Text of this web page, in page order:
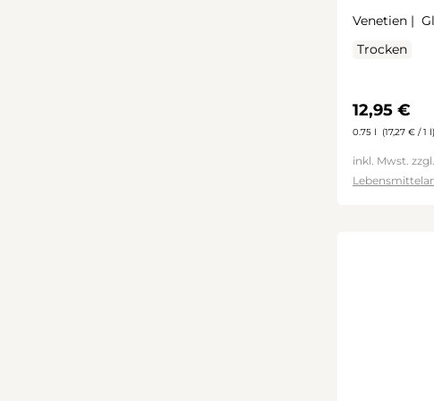
Venetien |
Trocken
Regulärer
12,95 €
0.75 l (17,27 € / 1 l)
inkl. Mwst. zzgl.